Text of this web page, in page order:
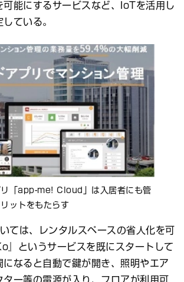
可能にするサービスなど、IoTを活用し
ている。
リ「app-me! Cloud」は入居者にも管
ットをもたらす
ては、レンタルスペースの省人化を可
』というサービスを既にスタートして
になると自動で鍵が開き、照明やエア
ー等の電源が入り、フロアが利用可